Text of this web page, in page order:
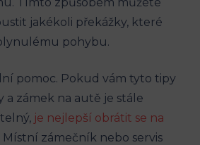
jakékoli překážky, které
pohybu.
pomoc. Pokud vám tyto tipy
a zámek na autě je stále
je nejlepší obrátit se na
Místní zámečník nebo servis